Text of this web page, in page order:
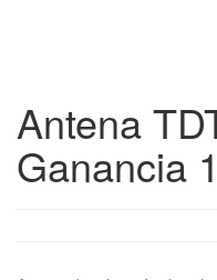
Antena
Ganancia